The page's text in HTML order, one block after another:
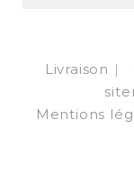
Livraison
Mentions